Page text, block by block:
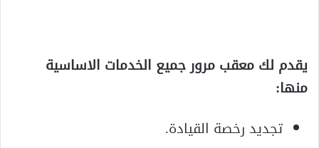
يقدم لك معقب مرور جميع الخدمات الاساسية
منها:
تجديد رخصة القيادة.